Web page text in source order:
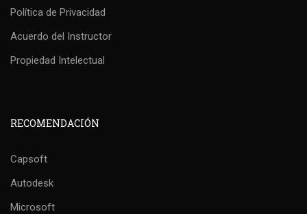
Política de Privacidad
Acuerdo del Instructor
Propiedad Intelectual
RECOMENDACIÓN
Capsoft
Autodesk
Microsoft